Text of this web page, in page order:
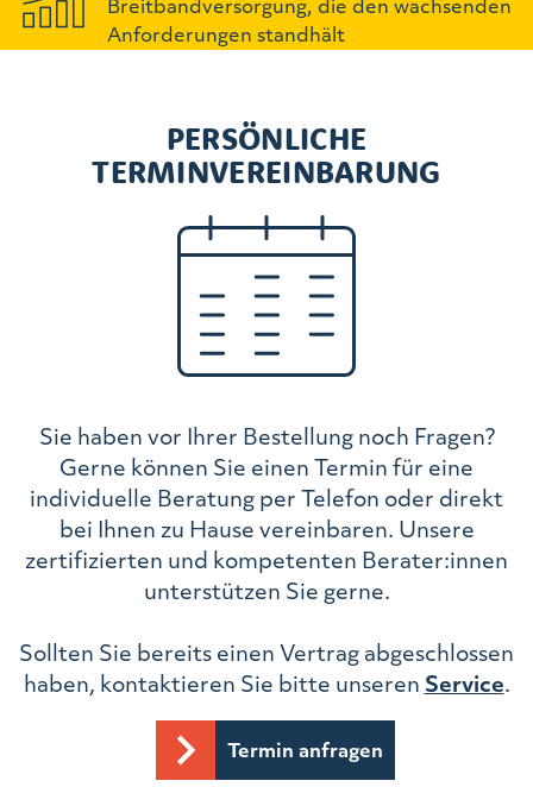
Breitbandversorgung, die den wachsenden
Anforderungen standhält
PERSÖNLICHE
TERMINVEREINBARUNG
Sie haben vor Ihrer Bestellung noch Fragen?
Gerne können Sie einen Termin für eine
individuelle Beratung per Telefon oder direkt
bei Ihnen zu Hause vereinbaren. Unsere
zertifizierten und kompetenten Berater:innen
unterstützen Sie gerne.
Sollten Sie bereits einen Vertrag abgeschlossen
haben, kontaktieren Sie bitte unseren Service.
Termin anfragen